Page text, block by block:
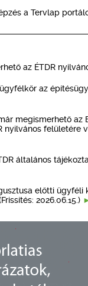
a Tervlap
az ÉTDR
az
megismerhető az
nyilvános felületére
általános
előtti ügyféli
2026.06.15.)